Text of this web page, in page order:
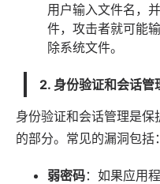
用户输入文件名，
件，攻击者就可能
除系统文件。
2. 身份验证和会话管
身份验证和会话管理是
的部分。常见的漏洞包括：
弱密码：如果应用